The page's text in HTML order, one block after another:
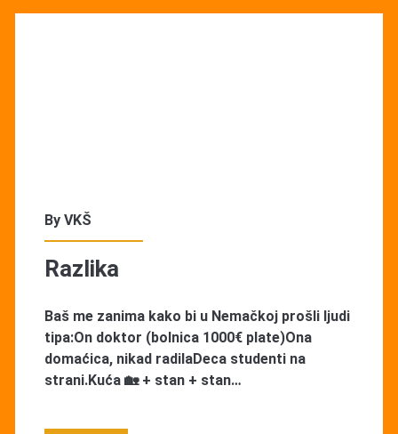
By VKŠ
Razlika
Baš me zanima kako bi u Nemačkoj prošli ljudi
tipa:On doktor (bolnica 1000€ plate)Ona
domaćica, nikad radilaDeca studenti na
strani.Kuća 🏡 + stan + stan…